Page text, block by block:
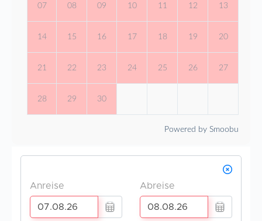
07 08 09 10 11 12 13
14 15 16 17 18 19 20
21 22 23 24 25 26 27
28 29 30
Powered by Smoobu